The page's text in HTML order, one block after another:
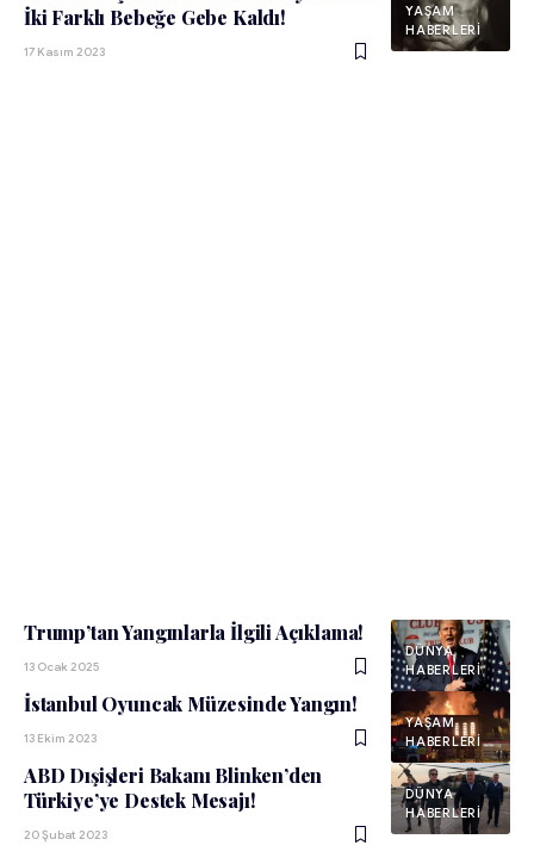
YAŞAM
HABERLERI
İki Farklı Bebeğe Gebe Kaldı!
17 Kasım 2023
DÜNYA
HABERLERI
Trump’tan Yangınlarla İlgili Açıklama!
13 Ocak 2025
YAŞAM
HABERLERI
İstanbul Oyuncak Müzesinde Yangın!
13 Ekim 2023
DÜNYA
HABERLERI
ABD Dışişleri Bakanı Blinken’den
Türkiye’ye Destek Mesajı!
20 Şubat 2023